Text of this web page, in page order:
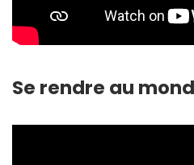
Se rendre au